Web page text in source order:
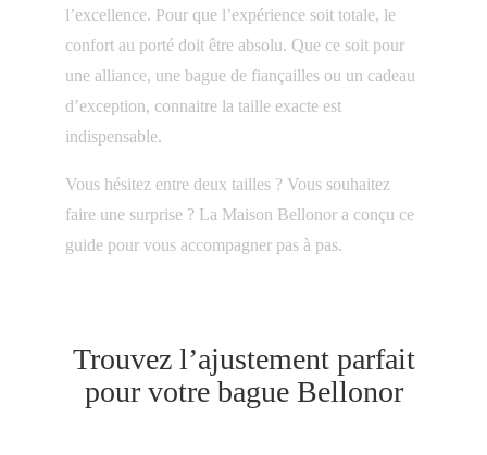
l’excellence. Pour que l’expérience soit totale, le
confort au porté doit être absolu. Que ce soit pour
une alliance, une bague de fiançailles ou un cadeau
d’exception, connaitre la taille exacte est
indispensable.
Vous hésitez entre deux tailles ? Vous souhaitez
faire une surprise ? La Maison Bellonor a conçu ce
guide pour vous accompagner pas à pas.
Trouvez l’ajustement parfait
pour votre bague Bellonor